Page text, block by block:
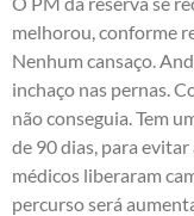
melhorou, conforme
Nenhum cansaço.
inchaço nas pernas.
não conseguia. Tem
de 90 dias, para
médicos liberaram
percurso será